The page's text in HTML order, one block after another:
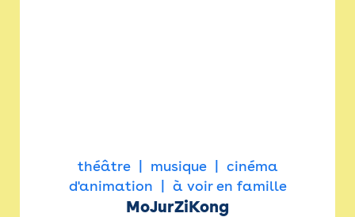
théâtre musique
cinéma
d'animation
à voir en famille
MoJurZiKong